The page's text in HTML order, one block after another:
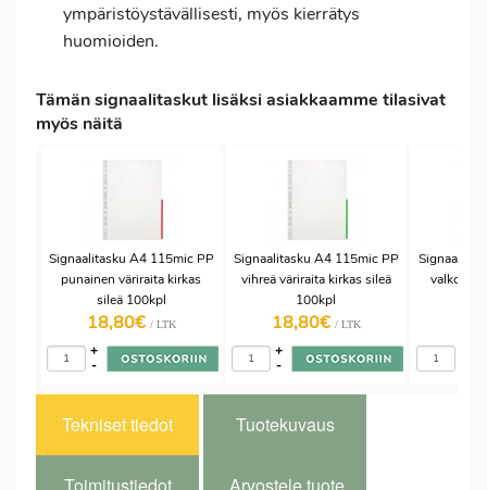
ympäristöystävällisesti, myös kierrätys
huomioiden.
Tämän signaalitaskut lisäksi asiakkaamme tilasivat
myös näitä
Signaalitasku A4 115mic PP
punainen väriraita kirkas
sileä 100kpl
18,80€ / LTK
-
+
Signaalitasku A4 115mic PP
vihreä väriraita kirkas sileä
100kpl
18,80€ / LTK
-
+
Tekniset tiedot Tuotekuvaus